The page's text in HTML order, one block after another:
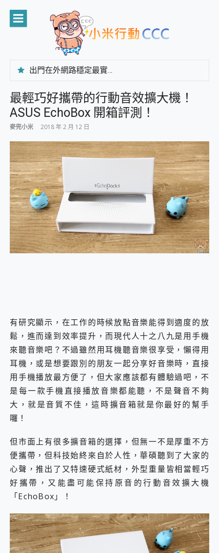
content
出門在外網路穩定最實在 「台灣大哥大」榮獲 4G/5G 在線率全球 NO.3 全台第一與全台六冠王實測心得，走到哪順到哪！
CP 值天花板~ Bongcom BS5 足球君開箱~ 短焦投影機 3千元就能擁有！ 折扣碼在這～
專為 PC上的 XBOX和掌機設計的 FireCuda X1070 SSD 固態硬碟開箱 評測
台灣製攝影機在這裡，100%全無線設計 SpotCam Solo Eco 太陽能防水雲端攝影機 SpotCam Solo 3 2.5K高畫質戶外攝影機 開箱 評測
防窺黑科技 Galaxy S26 Ultra系列保護貼怎麼選？imos AR 低反光玻璃、藍寶石鏡頭貼與軍規防摔殼完整開箱評價
AI 支付 一錶搞定大小事 Xiaomi Watch 5 開箱 評測
好用的 EaseUS Partition Master 讓您輕鬆的移除與格式化有防寫保護的隨身碟或SD卡
一鍵修復模糊影片、舊照的 AI 好幫手! VideoProc Converter AI 新版全解析 × 年末優惠，一篇全看懂
小朋友才做選擇 投影機 RGB藍牙音響 氛圍情境燈 我通通都要！ Starfish 2 幻彩膠囊投影機｜結合「 智慧投影 & 煥彩流動 」的沈浸式生活新體驗
外型超吸晴~ 給您絕佳操控體驗 GravaStar Mercury K1 系列 異星機械鍵盤與 Mercury X 系列 輕量無線電競滑鼠 開箱 評測
開箱~變身「蜘蛛人」椅子軍師！MSI MPG 491CQP QD-OLED 超寬曲面電競螢幕，多工辦公、爽度滿滿的終極桌面體驗
iPhone 17 系列 有認證的防護來囉！ imos 首家導入 UL MCV 行銷宣告驗證的手機配件品牌
DJI Osmo Pocket 3 爽爽帶回家 歡慶 EaseUS 21 週年到來，「Slogan 海報徵稿活動」好康大放送
COMPUTEX 2025 來囉！AGI亞奇雷 AI・Gaming・創作儲存方案登場，趕快來AGI亞奇雷挑戰任務抽 PS5！
自帶線的 有線無線都能充 ONPRO MagReact M5 10000mAh 5合1 磁吸無線急速行動電源 開箱 評測
飛利浦 JS7310 ⚡【電急便｜行動儲能救車電源】 可靠的旅行夥伴！帶給您優異的安全性與強大供電效能
是螢幕也是電視! 一機超多用途「MSI微星 Modern MD272UPSW 27型」 4K IPS 輕薄商用智慧聯網螢幕 開箱 評測
您的專屬AI 助手 Yoga Slim 7 Aura Edition 觸控AI筆電 開箱 評測
realme 14 Pro 超硬軍規、冰感變色實測，realme 14 5G 遊戲戰鬥值爆表，效能x娛樂全都要！
iPhone、Apple Watch、AirPods耳機 三個設備充電一起搞定 ONPRO MagReact™ M3 3 in 1可攜摺疊無線充電器 開箱 評測
動靜皆宜「HUAWEI FreeArc」開放式耳掛耳機，無感配戴! 超穩超服貼，音質、通話也很優質
好玩好拍 vivo V50 ~ 口袋裡的 Zeiss 潮流攝影棚!
B&O 精品級音響! Home+ 中嘉寬頻 SoundBox 劇院串流盒 開箱 評測
2億 APO蔡司長焦神機降臨~ vivo X200 Pro、vivo X200 就是這麼好拍
EaseUS Vocal Remover 免費線上去聲器一鍵去除人聲 人聲 音樂分離 2024 消除人聲推薦
3 個超值 MHN 飛人工具分享~~ iToolab AnyGo 魔物獵人 Now飛人 ios教學 不出門也可以到處走
Locawhere AnyTo 寶可夢飛人 AnyTo 不出門也可以飛遍全世界
小體積 40000mAh 超大容量 一次充5個設備 充好充滿 CUKTECH 酷態科 300W 微型充電站 開箱 評測
磁碟系統大風吹 有了 磁碟管理程式 EaseUS Partition Master 就是這麼簡單
全新 SONY Xperia 1 VI 開箱! 相機實測! 長焦覆蓋更遠更清晰、2日長續航、頂尖影音娛樂效能~
Xiaomi 14 Ultra 開箱 評測~ 有深度的 Leica 影像旗艦手機! 加碼小旗艦 Xiaomi 14 開箱 評測
最輕巧好攜帶的行動音效擴大機！
ASUS EchoBox 開箱評測！
麥兜小米 2018 年 2 月 12 日
有研究顯示，在工作的時候放點音樂能得到適度的放
鬆，進而達到效率提升，而現代人十之八九是用手機
來聽音樂吧？不過雖然用耳機聽音樂很享受，懶得用
耳機，或是想要跟別的朋友一起分享好音樂時，直接
用手機播放最方便了，但大家應該都有體驗過吧，不
是每一款手機直接播放音樂都能聽，不是聲音不夠
大，就是音質不佳，這時擴音箱就是你最好的幫手
囉！
但市面上有很多擴音箱的選擇，但無一不是厚重不方
便攜帶，但科技始終來自於人性，華碩聽到了大家的
心聲，推出了又特速硬式紙材，外型重量皆相當輕巧
好攜帶，又能盡可能保持原音的行動音效擴大機
「EchoBox」！